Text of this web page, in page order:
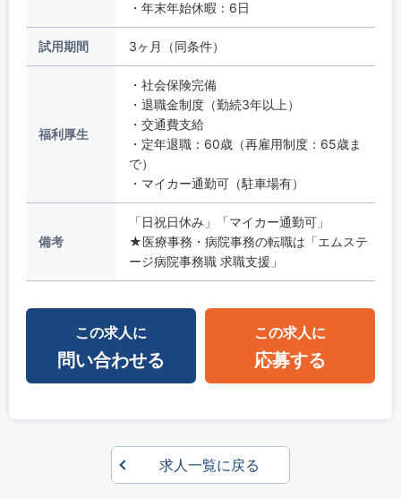
・年末年始休暇：6日
試用期間 3ヶ月（同条件）
福利厚生
・社会保険完備
・退職金制度（勤続3年以上）
・交通費支給
・定年退職：60歳（再雇用制度：65歳ま
で）
・マイカー通勤可（駐車場有）
備考
「日祝日休み」「マイカー通勤可」
★医療事務・病院事務の転職は「エムステ
ージ病院事務職 求職支援」
この求人に
問い合わせる
この求人に
応募する
求人一覧に戻る